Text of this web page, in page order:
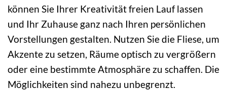
können Sie Ihrer Kreativität freien Lauf lassen
und Ihr Zuhause ganz nach Ihren persönlichen
Vorstellungen gestalten. Nutzen Sie die Fliese, um
Akzente zu setzen, Räume optisch zu vergrößern
oder eine bestimmte Atmosphäre zu schaffen. Die
Möglichkeiten sind nahezu unbegrenzt.